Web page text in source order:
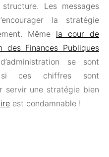
Les messages
la stratégie
Même la cour de
des Finances Publiques
se sont
si ces chiffres sont
servir une stratégie bien
est condamnable !